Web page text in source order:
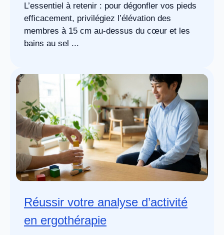
L’essentiel à retenir : pour dégonfler vos pieds
efficacement, privilégiez l’élévation des
membres à 15 cm au-dessus du cœur et les
bains au sel ...
Réussir votre analyse d’activité
en ergothérapie